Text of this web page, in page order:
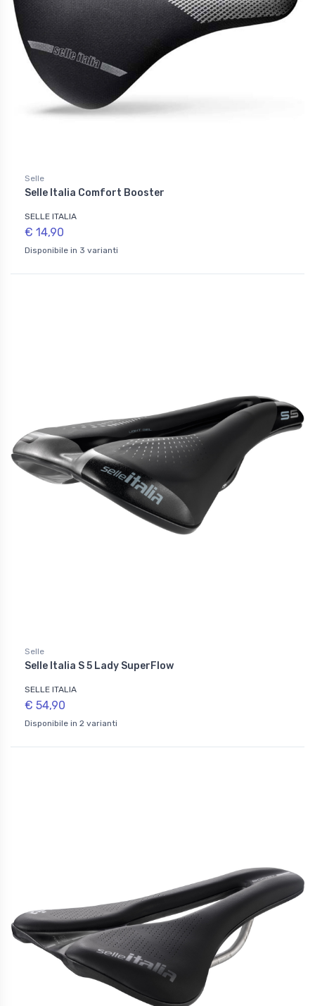
Selle
Selle Italia Comfort Booster
SELLE ITALIA
€ 14,90
Disponibile in 3 varianti
Selle
Selle Italia S 5 Lady SuperFlow
SELLE ITALIA
€ 54,90
Disponibile in 2 varianti